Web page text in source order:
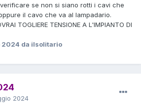
se non si siano rotti i cavi che
il cavo che va al lampadario.
TOGLIERE TENSIONE A L'IMPIANTO DI
2024 da ilsolitario
2024